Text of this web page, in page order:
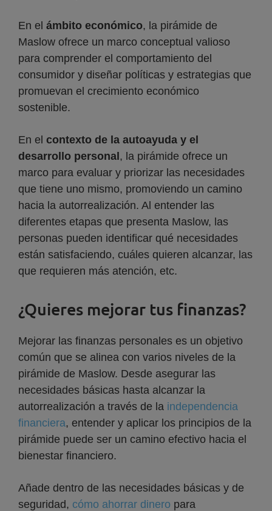
En el ámbito económico, la pirámide de
Maslow ofrece un marco conceptual valioso
para comprender el comportamiento del
consumidor y diseñar políticas y estrategias que
promuevan el crecimiento económico
sostenible.
En el contexto de la autoayuda y el
desarrollo personal , la pirámide ofrece un
marco para evaluar y priorizar las necesidades
que tiene uno mismo, promoviendo un camino
hacia la autorrealización. Al entender las
diferentes etapas que presenta Maslow, las
personas pueden identificar qué necesidades
están satisfaciendo, cuáles quieren alcanzar, las
que requieren más atención, etc.
¿Quieres mejorar tus finanzas?
Mejorar las finanzas personales es un objetivo
común que se alinea con varios niveles de la
pirámide de Maslow. Desde asegurar las
necesidades básicas hasta alcanzar la
autorrealización a través de la independencia
financiera, entender y aplicar los principios de la
pirámide puede ser un camino efectivo hacia el
bienestar financiero.
Añade dentro de las necesidades básicas y de
seguridad, cómo ahorrar dinero para